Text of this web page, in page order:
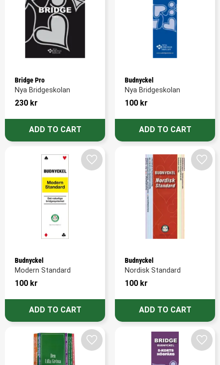
Bridge Pro
Nya Bridgeskolan
230 kr
Budnyckel
Nya Bridgeskolan
100 kr
Budnyckel
Modern Standard
100 kr
Add to favorites
Budnyckel
Nordisk Standard
100 kr
Add
Add to favorites Add